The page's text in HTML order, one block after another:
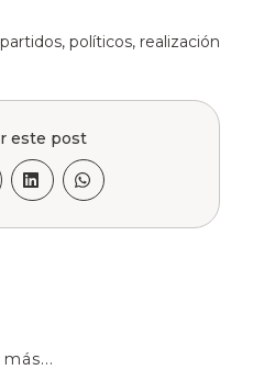
partidos, políticos, realización
este post